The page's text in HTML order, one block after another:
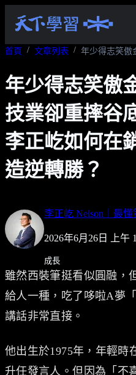
首頁 文章列表
年少得志笑傲
技業卻重摔谷
李正屹如何在
造逆轉勝？
李正屹 Nelson｜最
2026年6月26日 上午
成長
雖然西裝筆挺看似圓融，
給人一種，吃了哆啦A夢
講話非常直接。
他出生於1975年，年輕時
升任發言人。但因為「不